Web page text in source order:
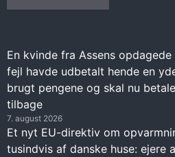
En kvinde fra Assens
fejl havde udbetalt hende en
brugt pengene og skal nu
tilbage
7. august 2026
Et nyt EU-direktiv om
tusindvis af danske huse: